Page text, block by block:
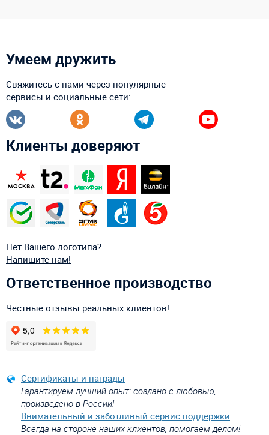
Умеем дружить
Свяжитесь с нами через популярные
сервисы и социальные сети:
Клиенты доверяют
Нет Вашего логотипа?
Напишите нам!
Ответственное производство
Честные отзывы реальных клиентов!
Сертификаты и награды
Гарантируем лучший опыт: создано с любовью,
произведено в России!
Внимательный и заботливый сервис поддержки
Всегда на стороне наших клиентов, помогаем делом!